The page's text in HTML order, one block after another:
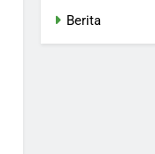
Berita